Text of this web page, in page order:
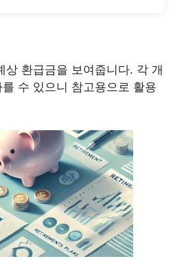
상 환급금을 보여줍니다. 각 개
수 있으니 참고용으로 활용